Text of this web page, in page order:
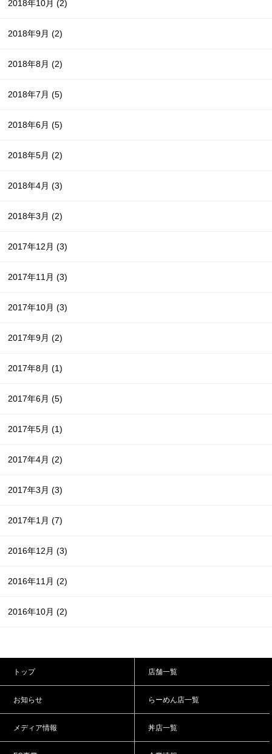
2018年10月(2)
2018年9月(2)
2018年8月(2)
2018年7月(5)
2018年6月(5)
2018年5月(2)
2018年4月(3)
2018年3月(2)
2017年12月(3)
2017年11月(3)
2017年10月(3)
2017年9月(2)
2017年8月(1)
2017年6月(5)
2017年5月(1)
2017年4月(2)
2017年3月(3)
2017年1月(7)
2016年12月(3)
2016年11月(2)
2016年10月(2)
トップ
お知らせ
メディア情報
店舗一覧
らーめん店一覧
丼店一覧